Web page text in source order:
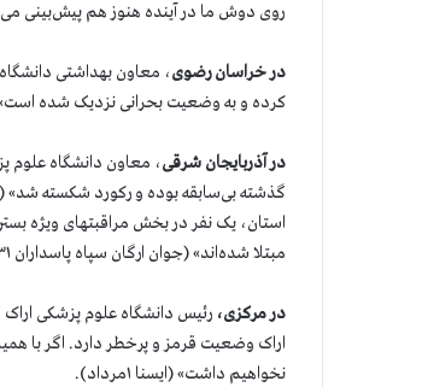
روی دوش ما در آینده هنوز هم پیش‌بینی
در خراسان رضوی، معاون بهداشتی
کرده و به وضعیت بحرانی نزدیک شده است»
در آذربایجان شرقی، معاون دانشگاه علوم
مبتلا شده‌اند» (جوان ارگان سپاه پاسداران ۳۱تیر).
در مرکزی، رئیس دانشگاه علوم پزشکی
اراک وضعیت قرمز و پرخطر دارد. اگر با
نخواهیم داشت» (ایسنا ۱مرداد).